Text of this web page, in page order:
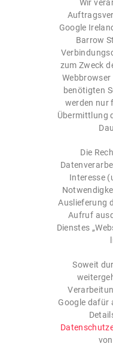
Wir
Google
Barrow
zum Zweck
Webbrowser
benötigten
werden nur
Übermittlung
Die
Interesse
Auslieferung
Aufruf
Dienstes
Soweit
Google dafür